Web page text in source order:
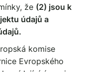
že (2) jsou k
údajů a
komise
Evropského